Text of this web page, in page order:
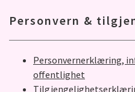
Personvern &
Personvernerklæring,
offentlighet